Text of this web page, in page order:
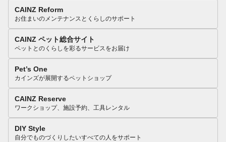
CAINZ Reform
お住まいのメンテナンスとくらしのサポート
CAINZ ペット総合サイト
ペットとのくらしを彩るサービスをお届け
Pet’s One
カインズが展開するペットショップ
CAINZ Reserve
ワークショップ、施設予約、工具レンタル
DIY Style
自分でものづくりしたいすべての人をサポート